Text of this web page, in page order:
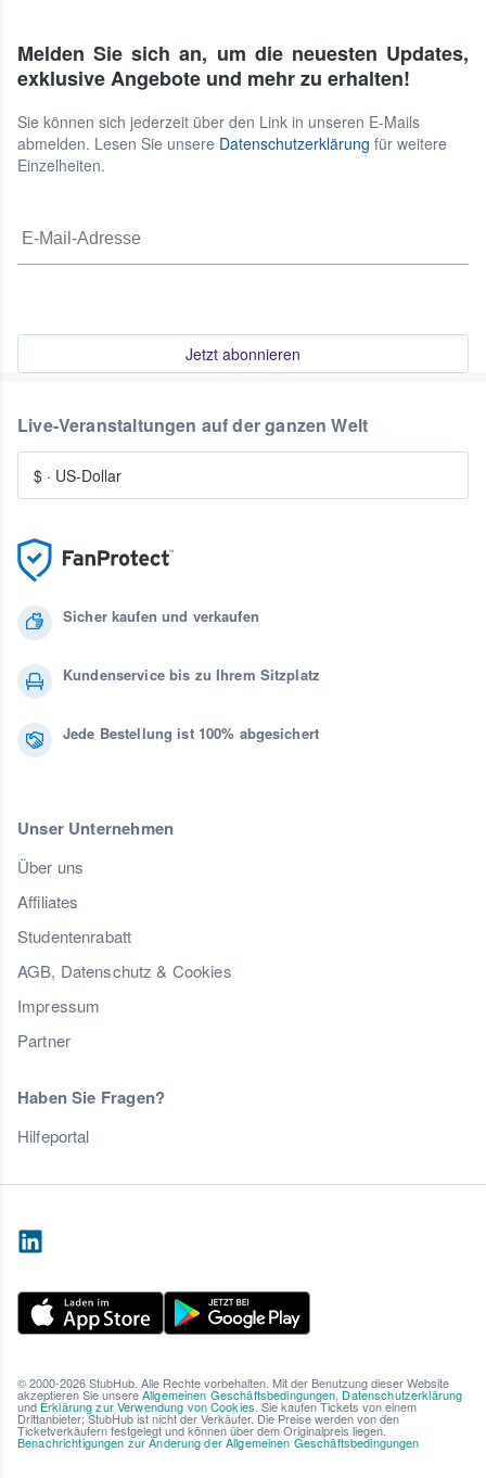
Melden Sie sich an, um die neuesten Updates,
exklusive Angebote und mehr zu erhalten!
Sie können sich jederzeit über den Link in unseren E-Mails
abmelden. Lesen Sie unsere Datenschutzerklärung für weitere
Einzelheiten.
Jetzt abonnieren
Sicher kaufen und verkaufen
Kundenservice bis zu Ihrem Sitzplatz
Jede Bestellung ist 100% abgesichert
Unser Unternehmen
Über uns
Affiliates
Studentenrabatt
AGB, Datenschutz & Cookies
Impressum
Partner
Haben Sie Fragen?
Hilfeportal
Live-Veranstaltungen auf der ganzen Welt
$ · US-Dollar
© 2000-2026 StubHub. Alle Rechte vorbehalten. Mit der Benutzung dieser Website
akzeptieren Sie unsereAllgemeinen Geschäftsbedingungen, Datenschutzerklärung
und Erklärung zur Verwendung von Cookies. Sie kaufen Tickets von einem
Drittanbieter; StubHub ist nicht der Verkäufer. Die Preise werden von den
Ticketverkäufern festgelegt und können über dem Originalpreis liegen.
Benachrichtigungen zur Änderung der Allgemeinen Geschäftsbedingungen